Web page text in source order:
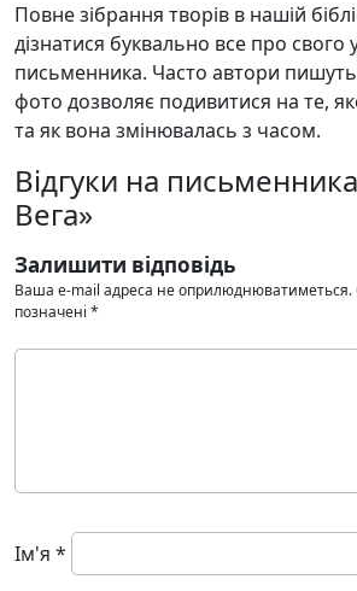
Повне зібрання творів в нашій
дізнатися буквально все про свого
письменника. Часто автори пишуть
фото дозволяє подивитися на те,
та як вона змінювалась з часом.
Відгуки на
Вега»
Залишити відповідь
Ваша e-mail адреса не оприлюднюватиметься.
позначені *
Ім'я *